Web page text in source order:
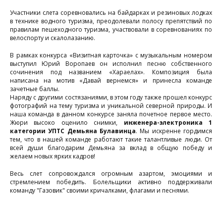
Участники слета соревновались на байдарках и резиновых лодках
в технике водного туризма, преодолевали полосу препятствий по
правилам пешеходного туризма, участвовали в соревнованиях по
велоспорту и скалолазанию.
В рамках конкурса «Визитная карточка» с музыкальным номером
выступил Юрий Воропаев он исполнил песню собственного
сочинения под названием «Хараелах». Композиция была
написана на мотив «Давай вернемся» и принесла команде
зачетные баллы.
Наряду с другими состязаниями, в этом году также прошел конкурс
фотографий на тему туризма и уникальной северной природы. И
наша команда в данном конкурсе заняла почетное первое место.
Жюри высоко оценило снимки, инженера-электроника 1
категории УПТС Демьяна Булавинца. Мы искренне гордимся
тем, что в нашей команде работают такие талантливые люди. От
всей души благодарим Демьяна за вклад в общую победу и
желаем новых ярких кадров!
Весь слет сопровождался огромным азартом, эмоциями и
стремлением победить. Болельщики активно поддерживали
команду "Газовик" своими кричалками, флагами и песнями.